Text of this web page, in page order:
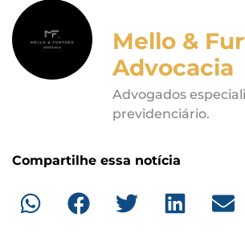
Mello &
Advocacia
Advogados
previdenciário.
Compartilhe essa notícia